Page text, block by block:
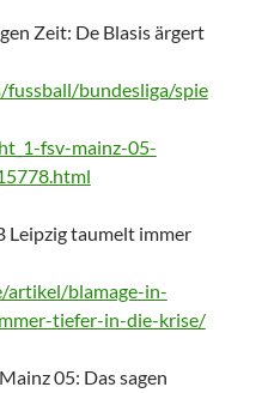
Zeit: De Blasis ärgert
bundesliga/spie
fsv-mainz-05-
Leipzig taumelt immer
artikel/blamage-in-
tiefer-in-die-krise/
05: Das sagen